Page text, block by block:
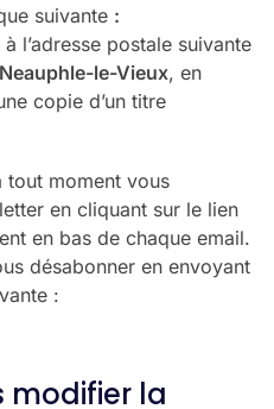
suivante :
à l’adresse postale suivante
le-Vieux, en
copie d’un titre
tout moment vous
en cliquant sur le lien
en bas de chaque email.
désabonner en envoyant
:
modifier la